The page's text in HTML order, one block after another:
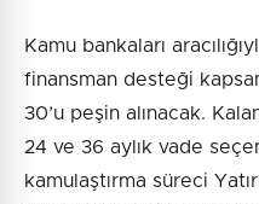
Kamu bankaları
finansman desteği
30’u peşin alınacak.
24 ve 36 aylık vade
kamulaştırma süreci